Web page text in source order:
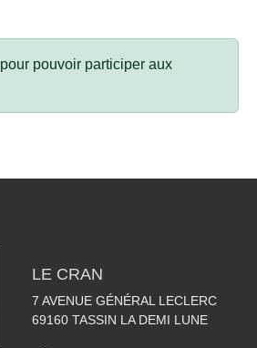
pour pouvoir participer aux
LE CRAN
7 AVENUE GÉNÉRAL LECLERC
69160 TASSIN LA DEMI LUNE